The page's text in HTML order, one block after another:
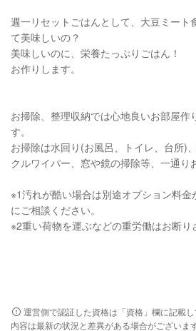
週一リセットごはんとして、大豆ミート
て美味しいの？
美味しいのに、栄養たっぷりごはん！
お作りします。
お掃除、整理収納では心地良いお部屋作
す。
お掃除は水回り(お風呂、トイレ、台所)
クルワイパー、窓や鏡の掃除等、一通り
※1汚れが酷い場合は別途オプション料
にご相談ください。
※2重い荷物を運ぶなどの重労働はお断り
運営側で認証した資格は「資格」欄に記載
内容は最新の状況と差異がある場合がございま